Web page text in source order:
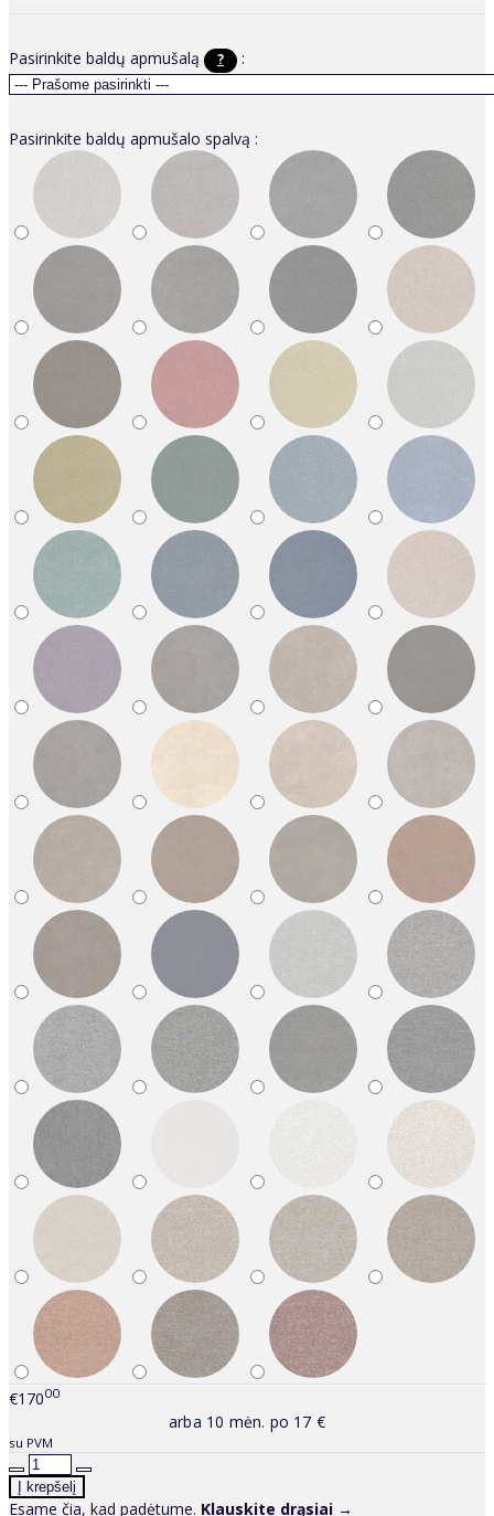
Pasirinkite baldų apmušalą ? :
Pasirinkite baldų apmušalo spalvą :
€17000
arba 10 mėn. po 17 €
su PVM
Esame čia, kad padėtume. Klauskite drąsiai →